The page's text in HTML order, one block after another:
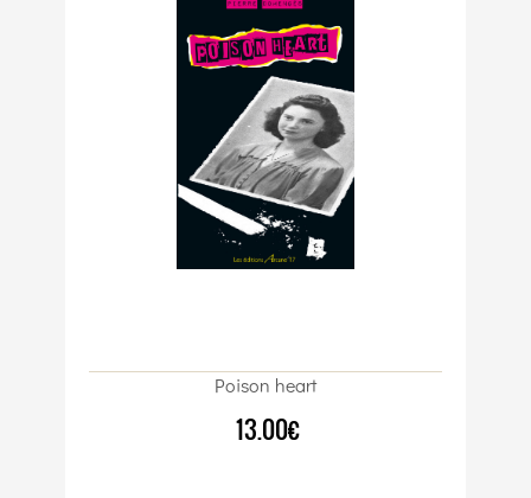
Poison heart
13.00€